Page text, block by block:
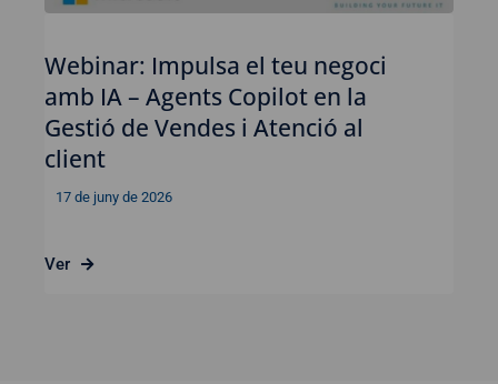
Webinar: Impulsa el teu negoci
amb IA – Agents Copilot en la
Gestió de Vendes i Atenció al
client
17 de juny de 2026
Ver